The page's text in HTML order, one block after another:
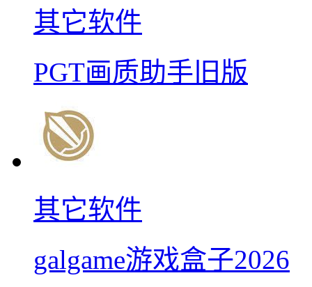
其它软件
PGT画质助手旧版
其它软件
galgame游戏盒子2026